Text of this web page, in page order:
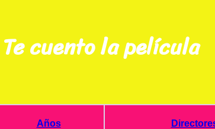
Te cuento la película
Años